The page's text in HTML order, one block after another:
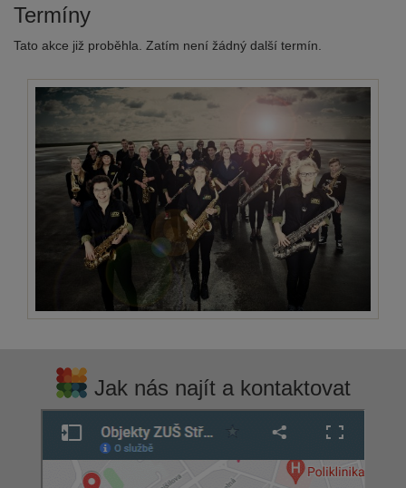
Termíny
Tato akce již proběhla. Zatím není žádný další termín.
Jak nás najít a kontaktovat